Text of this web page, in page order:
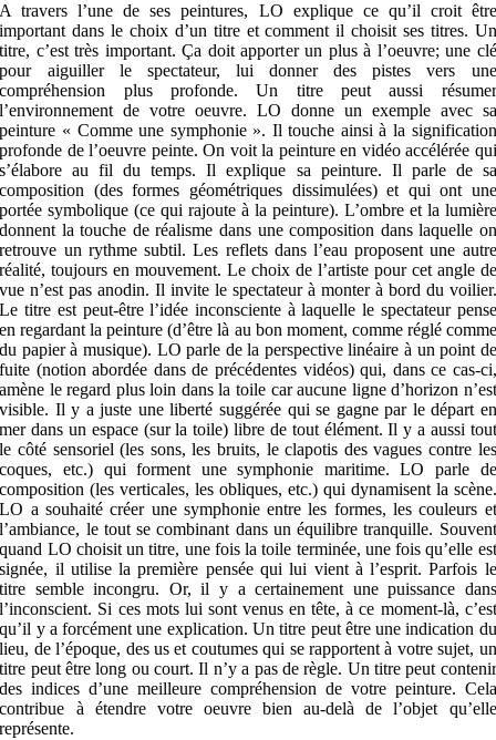
A travers l’une de ses peintures, LO explique ce qu’il croit être
important dans le choix d’un titre et comment il choisit ses titres. Un
titre, c’est très important. Ça doit apporter un plus à l’oeuvre; une clé
pour aiguiller le spectateur, lui donner des pistes vers une
compréhension plus profonde. Un titre peut aussi résumer
l’environnement de votre oeuvre. LO donne un exemple avec sa
peinture « Comme une symphonie ». Il touche ainsi à la signification
profonde de l’oeuvre peinte. On voit la peinture en vidéo accélérée qui
s’élabore au fil du temps. Il explique sa peinture. Il parle de sa
composition (des formes géométriques dissimulées) et qui ont une
portée symbolique (ce qui rajoute à la peinture). L’ombre et la lumière
donnent la touche de réalisme dans une composition dans laquelle on
retrouve un rythme subtil. Les reflets dans l’eau proposent une autre
réalité, toujours en mouvement. Le choix de l’artiste pour cet angle de
vue n’est pas anodin. Il invite le spectateur à monter à bord du voilier.
Le titre est peut-être l’idée inconsciente à laquelle le spectateur pense
en regardant la peinture (d’être là au bon moment, comme réglé comme
du papier à musique). LO parle de la perspective linéaire à un point de
fuite (notion abordée dans de précédentes vidéos) qui, dans ce cas-ci,
amène le regard plus loin dans la toile car aucune ligne d’horizon n’est
visible. Il y a juste une liberté suggérée qui se gagne par le départ en
mer dans un espace (sur la toile) libre de tout élément. Il y a aussi tout
le côté sensoriel (les sons, les bruits, le clapotis des vagues contre les
coques, etc.) qui forment une symphonie maritime. LO parle de
composition (les verticales, les obliques, etc.) qui dynamisent la scène.
LO a souhaité créer une symphonie entre les formes, les couleurs et
l’ambiance, le tout se combinant dans un équilibre tranquille. Souvent
quand LO choisit un titre, une fois la toile terminée, une fois qu’elle est
signée, il utilise la première pensée qui lui vient à l’esprit. Parfois le
titre semble incongru. Or, il y a certainement une puissance dans
l’inconscient. Si ces mots lui sont venus en tête, à ce moment-là, c’est
qu’il y a forcément une explication. Un titre peut être une indication du
lieu, de l’époque, des us et coutumes qui se rapportent à votre sujet, un
titre peut être long ou court. Il n’y a pas de règle. Un titre peut contenir
des indices d’une meilleure compréhension de votre peinture. Cela
contribue à étendre votre oeuvre bien au-delà de l’objet qu’elle
représente.